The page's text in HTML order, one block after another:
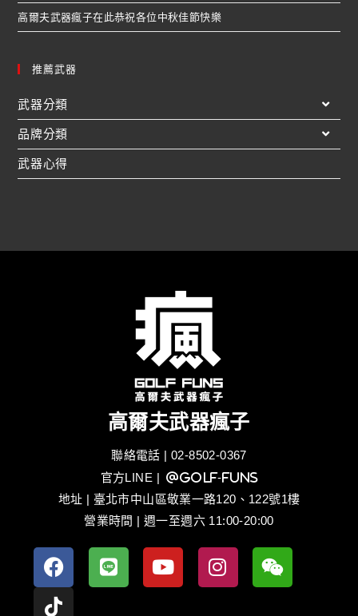
高爾夫武器瘋子在此恭祝各位中秋佳節快樂
推薦武器
武器分類
品牌分類
武器心得
高爾夫武器瘋子
聯絡電話 | 02-8502-0367
官方LINE | @golf-funs
地址 | 臺北市中山區敬業一路120、122號1樓
營業時間 | 週一至週六 11:00-20:00